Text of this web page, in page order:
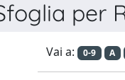
per
Vai a: 0-9 A